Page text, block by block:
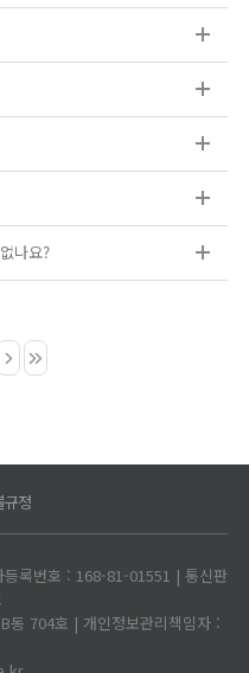
나요?
규정
록번호 : 168-81-01551 | 통신판
동 704호 | 개인정보관리책임자 :